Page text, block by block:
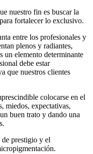
nuestro fin es buscar la
fortalecer lo exclusivo.
entre los profesionales y
plenos y radiantes,
un elemento determinante
debe estar
que nuestros clientes
colocarse en el
miedos, expectativas,
buen trato y dando una
de prestigio y el